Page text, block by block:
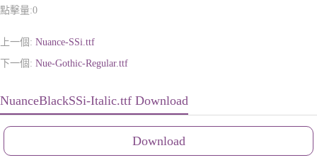
點擊量:0
上一個: Nuance-SSi.ttf
下一個: Nue-Gothic-Regular.ttf
NuanceBlackSSi-Italic.ttf Download
Download